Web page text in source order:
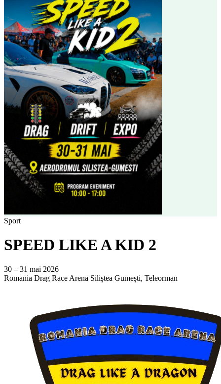
Sport
SPEED LIKE A KID 2
30 – 31 mai 2026
Romania Drag Race Arena Siliștea Gumești, Teleorman